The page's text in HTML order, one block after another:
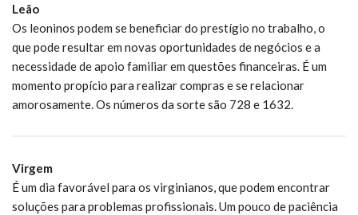
Leão
Os leoninos podem se beneficiar do prestígio no trabalho, o
que pode resultar em novas oportunidades de negócios e a
necessidade de apoio familiar em questões financeiras. É um
momento propício para realizar compras e se relacionar
amorosamente. Os números da sorte são 728 e 1632.
Virgem
É um dia favorável para os virginianos, que podem encontrar
soluções para problemas profissionais. Um pouco de paciência